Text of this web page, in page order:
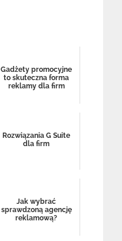
Gadżety promocyjne
to skuteczna forma
reklamy dla firm
Rozwiązania G Suite
dla firm
Jak wybrać
sprawdzoną agencję
reklamową?